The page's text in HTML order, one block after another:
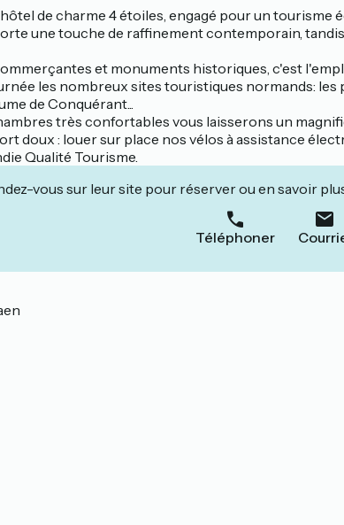
de charme 4 étoiles, engagé pour un
une touche de raffinement contemporain,
et monuments historiques, c'est
les nombreux sites touristiques normands:
de Conquérant...
très confortables vous laisserons un
doux : louer sur place nos vélos à assistance
Qualité Tourisme.
vous sur leur site pour réserver ou en savoir
Téléphoner